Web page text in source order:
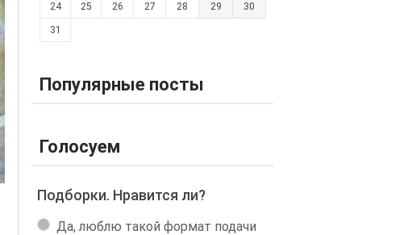
24 25 26 27 28 29 30
31
Популярные посты
Голосуем
Подборки. Нравится ли?
Да, люблю такой формат подачи